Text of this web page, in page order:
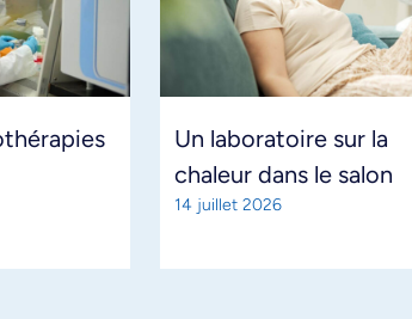
Un laboratoire sur la
chaleur dans le salon
14 juillet 2026